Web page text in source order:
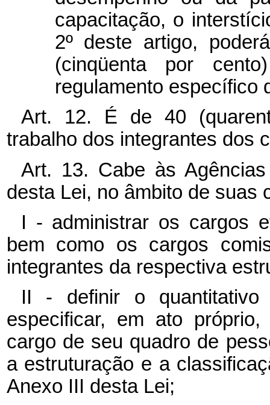
capacitação, o
2º deste artigo,
(cinqüenta por
regulamento específico
Art. 12. É de 40
trabalho dos integrantes dos
Art. 13. Cabe às
desta Lei, no âmbito de suas
I - administrar os cargos
bem como os cargos
integrantes da respectiva
II - definir o
especificar, em ato
cargo de seu quadro de
a estruturação e a
Anexo III desta Lei;